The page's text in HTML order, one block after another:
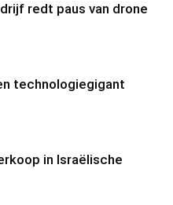
redt paus van drone
technologiegigant
in Israëlische